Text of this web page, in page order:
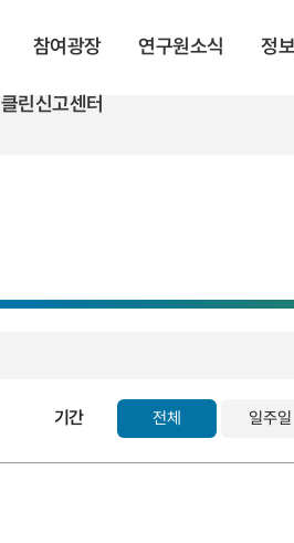
참여광장 연구원소식 정
클린신고센터
기간 전체 일주일